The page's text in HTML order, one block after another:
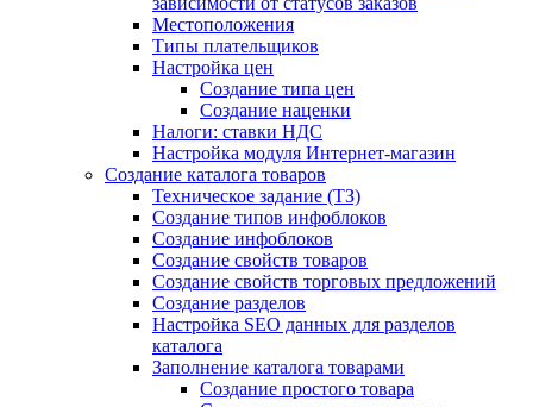
Местоположения
Типы плательщиков
Настройка цен
Создание типа цен
Создание наценки
Налоги: ставки НДС
Настройка модуля Интернет-магазин
Создание каталога товаров
Техническое задание (ТЗ)
Создание типов инфоблоков
Создание инфоблоков
Создание свойств товаров
Создание свойств торговых предложений
Создание разделов
Настройка SEO данных для разделов
каталога
Заполнение каталога товарами
Создание простого товара